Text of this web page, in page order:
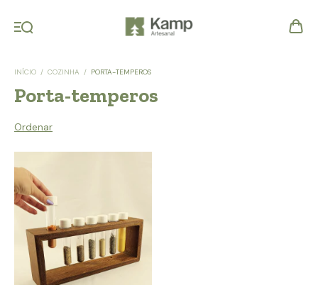
INÍCIO / COZINHA / PORTA-TEMPEROS
Porta-temperos
Ordenar